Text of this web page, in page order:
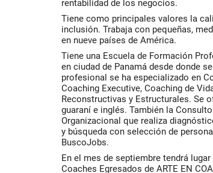
rentabilidad de los negocios.
Tiene como principales valores la
inclusión. Trabaja con pequeñas,
en nueve países de América.
Tiene una Escuela de Formación
en ciudad de Panamá desde donde
profesional se ha especializado en
Coaching Executive, Coaching de
Reconstructivas y Estructurales. Se
guaraní e inglés. También la
Organizacional que realiza
y búsqueda con selección de
BuscoJobs.
En el mes de septiembre tendrá
Coaches Egresados de ARTE EN